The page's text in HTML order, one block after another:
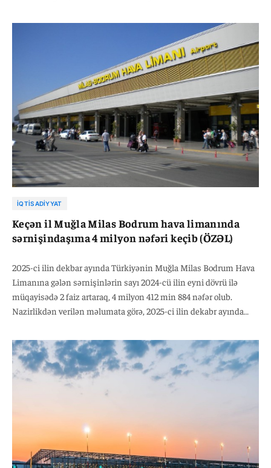
müqayisədə 7 faiz artaraq, 3 milyon 31 min 199 nəfər, beynəlxalq
reyslər üzrə isə 4 faiz artaraq 842 min 780 nəfər təşkil edib.
İQTISADIYYAT
Keçən il Muğla Milas Bodrum hava limanında
sərnişindaşıma 4 milyon nəfəri keçib (ÖZƏL)
2025-ci ilin dekbar ayında Türkiyənin Muğla Milas Bodrum Hava
Limanına gələn sərnişinlərin sayı 2024-cü ilin eyni dövrü ilə
müqayisədə 2 faiz artaraq, 4 milyon 412 min 884 nəfər olub.
Nazirlikdən verilən məlumata görə, 2025-ci ilin dekabr ayında
analoji dövrü ilə müqayisədə 8 faiz artaraq, 2 milyon 585 min 334
nəfər, beynəlxalq reyslər üzrə isə 5 faiz azalaraq 1 milyon 827 min
550 nəfər təşkil edib.